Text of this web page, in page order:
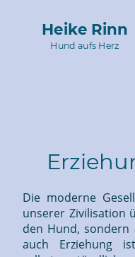
Heike Rinn
Hund aufs Herz
Die moderne
unserer Zivilisation
den Hund, sondern
auch Erziehung